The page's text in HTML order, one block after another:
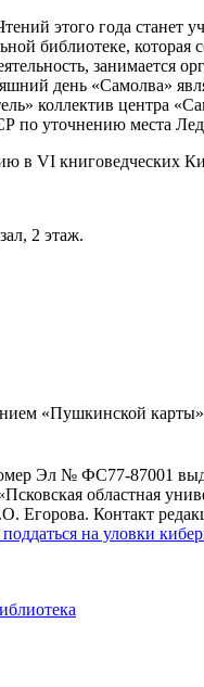
этого года станет
библиотеке,
занимается
день «Самолва»
коллектив центра
уточнению места
в VI книговедческих
2 этаж.
«Пушкинской карты»
Эл № ФС77-87001
областная
Егорова. Контакт
поддаться на уловки